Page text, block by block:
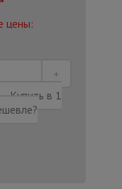
цены:
Купить в 1